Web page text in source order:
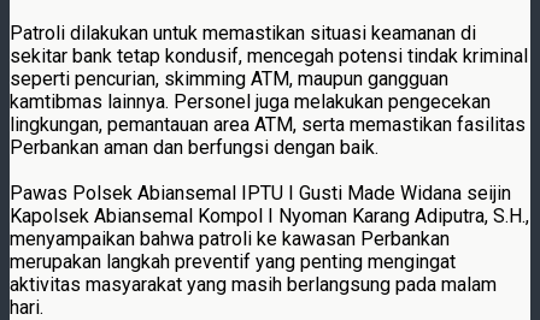
Patroli dilakukan untuk memastikan situasi keamanan di
sekitar bank tetap kondusif, mencegah potensi tindak kriminal
seperti pencurian, skimming ATM, maupun gangguan
kamtibmas lainnya. Personel juga melakukan pengecekan
lingkungan, pemantauan area ATM, serta memastikan fasilitas
Perbankan aman dan berfungsi dengan baik.
Pawas Polsek Abiansemal IPTU I Gusti Made Widana seijin
Kapolsek Abiansemal Kompol I Nyoman Karang Adiputra, S.H.,
menyampaikan bahwa patroli ke kawasan Perbankan
merupakan langkah preventif yang penting mengingat
aktivitas masyarakat yang masih berlangsung pada malam
hari.